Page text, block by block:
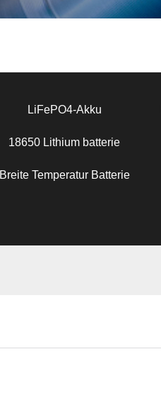
LiFePO4-Akku
18650 Lithium batterie
Breite Temperatur Batterie